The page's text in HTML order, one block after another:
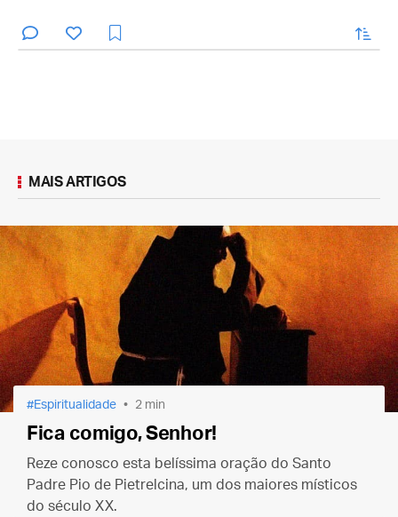
enviar
MAIS ARTIGOS
Espiritualidade 2 min
Fica comigo, Senhor!
Reze conosco esta belíssima oração do Santo
Padre Pio de Pietrelcina, um dos maiores místicos
do século XX.